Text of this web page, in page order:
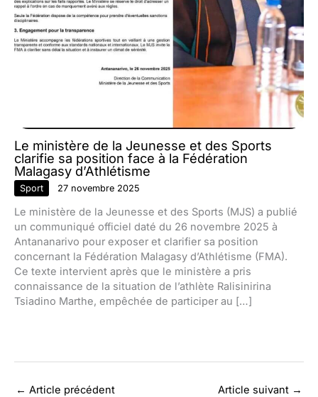
Le ministère de la Jeunesse et des Sports
clarifie sa position face à la Fédération
Malagasy d’Athlétisme
Sport 27 novembre 2025
Le ministère de la Jeunesse et des Sports (MJS) a publié
un communiqué officiel daté du 26 novembre 2025 à
Antananarivo pour exposer et clarifier sa position
concernant la Fédération Malagasy d’Athlétisme (FMA).
Ce texte intervient après que le ministère a pris
connaissance de la situation de l’athlète Ralisinirina
Tsiadino Marthe, empêchée de participer au […]
← Article précédent Article suivant →